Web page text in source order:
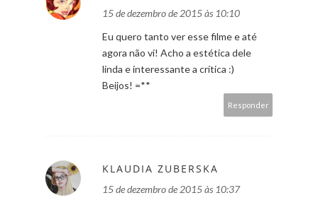
15 de dezembro de 2015 às 10:10
Eu quero tanto ver esse filme e até
agora não vi! Acho a estética dele
linda e interessante a crítica :)
Beijos! =**
Responder
KLAUDIA ZUBERSKA
15 de dezembro de 2015 às 10:37